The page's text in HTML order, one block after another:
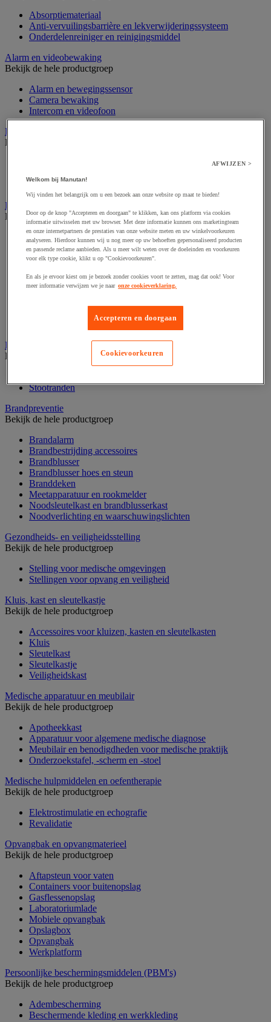
Absorptiemateriaal
Anti-vervuilingsbarrière en lekverwijderingssysteem
Onderdelenreiniger en reinigingsmiddel
Alarm en videobewaking
Bekijk de hele productgroep
Alarm en bewegingssensor
Camera bewaking
Intercom en videofoon
Badge en prikklok
Bekijk de hele productgroep
Prikklok en rondecontrole
Barrière- en beschermingspaal
Bekijk de hele productgroep
Afzetpaal met band
Afzetpaal met bord
Afzetpaal met ketting
Beschermende afscherming
Beschermende rolbeugel
Muurhouder met riem
Bescherming en demper
Bekijk de hele productgroep
Stootranden
Brandpreventie
Bekijk de hele productgroep
Brandalarm
Brandbestrijding accessoires
Brandblusser
Brandblusser hoes en steun
Branddeken
Meetapparatuur en rookmelder
Noodsleutelkast en brandblusserkast
Noodverlichting en waarschuwingslichten
Gezondheids- en veiligheidsstelling
Bekijk de hele productgroep
Stelling voor medische omgevingen
Stellingen voor opvang en veiligheid
Kluis, kast en sleutelkastje
Bekijk de hele productgroep
Accessoires voor kluizen, kasten en sleutelkasten
Kluis
Sleutelkast
Sleutelkastje
Veiligheidskast
Medische apparatuur en meubilair
Bekijk de hele productgroep
Apotheekkast
Apparatuur voor algemene medische diagnose
Meubilair en benodigdheden voor medische praktijk
Onderzoekstafel, -scherm en -stoel
Medische hulpmiddelen en oefentherapie
Bekijk de hele productgroep
Elektrostimulatie en echografie
Revalidatie
Opvangbak en opvangmaterieel
Bekijk de hele productgroep
Aftapsteun voor vaten
Containers voor buitenopslag
Gasflessenopslag
Laboratoriumlade
Mobiele opvangbak
Opslagbox
Opvangbak
Werkplatform
Persoonlijke beschermingsmiddelen (PBM's)
Bekijk de hele productgroep
Adembescherming
Beschermende kleding en werkkleding
AFWIJZEN >
Welkom bij Manutan!
Wij vinden het belangrijk om u een bezoek aan onze website op maat te bieden!
Door op de knop "Accepteren en doorgaan" te klikken, kan ons platform via cookies
informatie uitwisselen met uw browser. Met deze informatie kunnen ons marketingteam
en onze internetpartners de prestaties van onze website meten en uw winkelvoorkeuren
analyseren. Hierdoor kunnen wij u nog meer op uw behoeften gepersonaliseerd producten
en passende reclame aanbieden. Als u meer wilt weten over de doeleinden en voorkeuren
voor elk type cookie, klikt u op "Cookievoorkeuren".
En als je ervoor kiest om je bezoek zonder cookies voort te zetten, mag dat ook! Voor
meer informatie verwijzen we je naar onze cookieverklaring.
Accepteren en doorgaan
Cookievoorkeuren